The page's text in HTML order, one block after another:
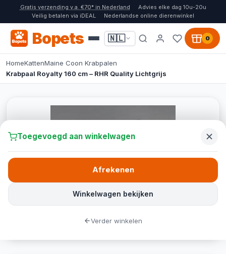
Gratis verzending v.a. €70* in Nederland
Advies elke dag 10u-20u
Veilig betalen via iDEAL
Nederlandse online dierenwinkel
Bopets 🇳🇱 0
HomeKattenMaine Coon Krabpalen
Krabpaal Royalty 160 cm – RHR Quality Lichtgrijs
Toegevoegd aan winkelwagen
Winkelwagen bekijken
Afrekenen
Verder winkelen